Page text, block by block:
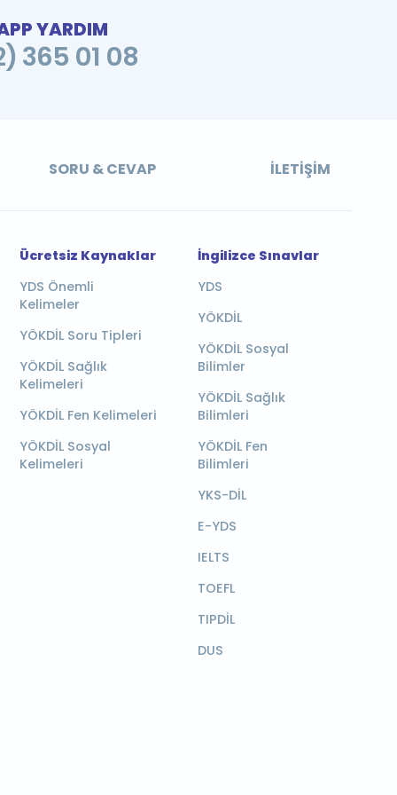
YARDIM
365 01 08
SORU & CEVAP İLETIŞIM
Ücretsiz Kaynaklar
YDS Önemli
Kelimeler
YÖKDİL Soru Tipleri
YÖKDİL Sağlık
Kelimeleri
YÖKDİL Fen Kelimeleri
YÖKDİL Sosyal
Kelimeleri
İngilizce Sınavlar
YDS
YÖKDİL
YÖKDİL Sosyal
Bilimler
YÖKDİL Sağlık
Bilimleri
YÖKDİL Fen
Bilimleri
YKS-DİL
E-YDS
IELTS
TOEFL
TIPDİL
DUS